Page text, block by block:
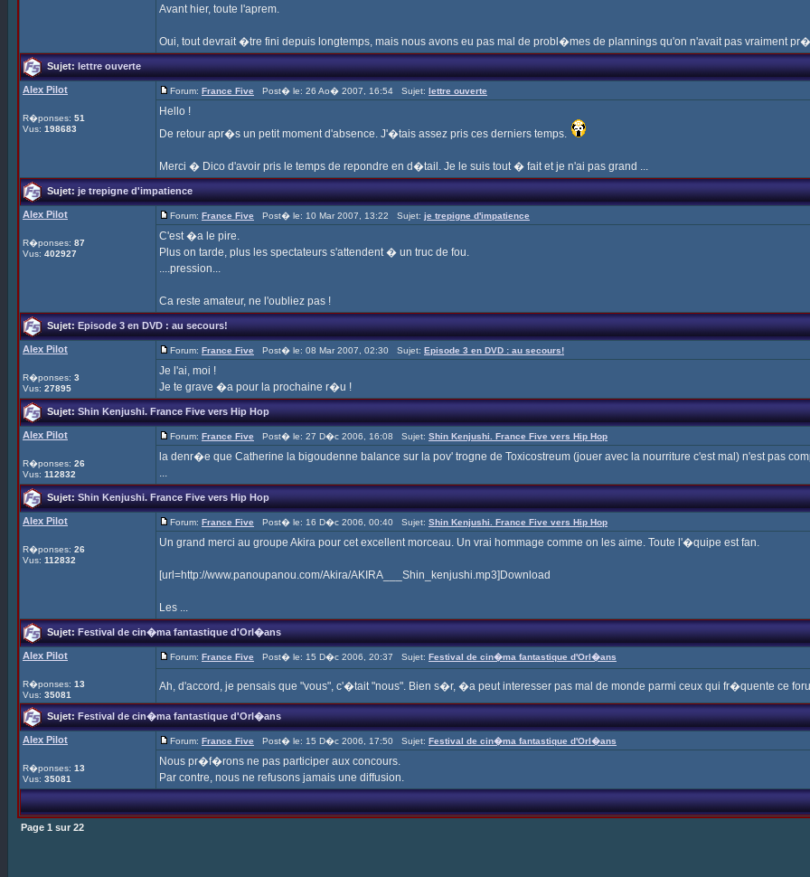
Avant hier, toute l'aprem.
Oui, tout devrait �tre fini depuis longtemps, mais nous avons eu pas mal de probl�mes de plannings qu'on n'avait pas vraiment
Sujet:lettre ouverte
Alex Pilot
R�ponses: 51
Vus: 198683
Forum: France Five Post� le: 26 Ao� 2007, 16:54 Sujet: lettre ouverte
Hello !
De retour apr�s un petit moment d'absence. J'�tais assez pris ces derniers temps.
Merci � Dico d'avoir pris le temps de repondre en d�tail. Je le suis tout � fait et je n'ai pas grand ...
Sujet:je trepigne d'impatience
Alex Pilot
R�ponses: 87
Vus: 402927
Forum: France Five Post� le: 10 Mar 2007, 13:22 Sujet: je trepigne d'impatience
C'est �a le pire.
Plus on tarde, plus les spectateurs s'attendent � un truc de fou.
....pression...
Ca reste amateur, ne l'oubliez pas !
Sujet:Episode 3 en DVD : au secours!
Alex Pilot
R�ponses: 3
Vus: 27895
Forum: France Five Post� le: 08 Mar 2007, 02:30 Sujet: Episode 3 en DVD : au secours!
Je l'ai, moi !
Je te grave �a pour la prochaine r�u !
Sujet:Shin Kenjushi. France Five vers Hip Hop
Alex Pilot
R�ponses: 26
Vus: 112832
Forum: France Five Post� le: 27 D�c 2006, 16:08 Sujet: Shin Kenjushi. France Five vers Hip Hop
la denr�e que Catherine la bigoudenne balance sur la pov' trogne de Toxicostreum (jouer avec la nourriture c'est mal) n'est pas
...
Sujet:Shin Kenjushi. France Five vers Hip Hop
Alex Pilot
R�ponses: 26
Vus: 112832
Forum: France Five Post� le: 16 D�c 2006, 00:40 Sujet: Shin Kenjushi. France Five vers Hip Hop
Un grand merci au groupe Akira pour cet excellent morceau. Un vrai hommage comme on les aime. Toute l'�quipe est fan.
[url=http://www.panoupanou.com/Akira/AKIRA___Shin_kenjushi.mp3]Download
Les ...
Sujet:Festival de cin�ma fantastique d'Orl�ans
Alex Pilot
R�ponses: 13
Vus: 35081
Forum: France Five Post� le: 15 D�c 2006, 20:37 Sujet: Festival de cin�ma fantastique d'Orl�ans
Ah, d'accord, je pensais que "vous", c'�tait "nous". Bien s�r, �a peut interesser pas mal de monde parmi ceux qui fr�quente ce
Sujet:Festival de cin�ma fantastique d'Orl�ans
Alex Pilot
R�ponses: 13
Vus: 35081
Forum: France Five Post� le: 15 D�c 2006, 17:50 Sujet: Festival de cin�ma fantastique d'Orl�ans
Nous pr�f�rons ne pas participer aux concours.
Par contre, nous ne refusons jamais une diffusion.
Page 1 sur 22